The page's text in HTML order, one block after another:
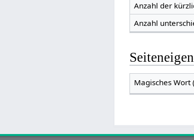
Anzahl der
Anzahl
Magisches Wort